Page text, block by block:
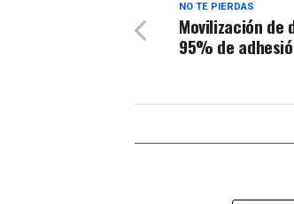
NO TE PIERDAS
Movilización de
95% de